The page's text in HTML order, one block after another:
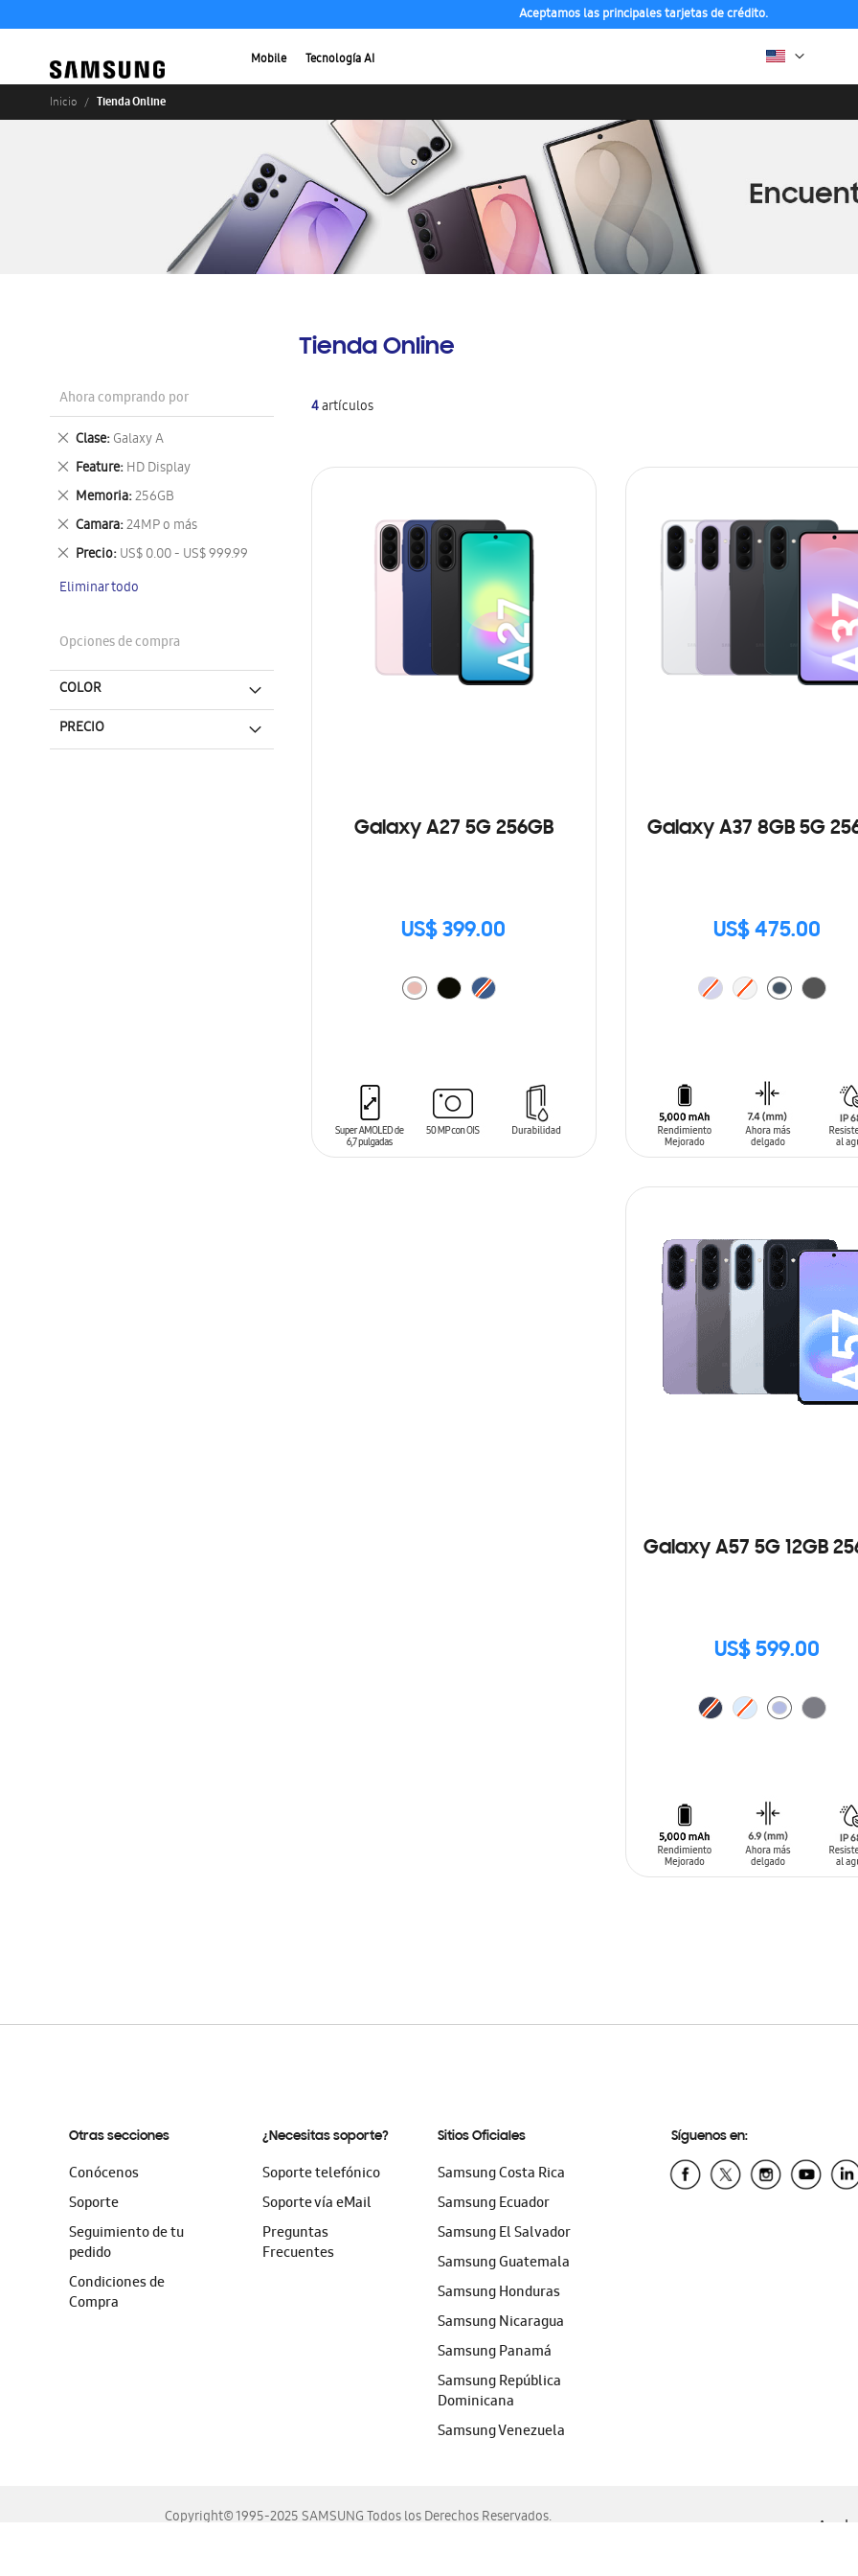
Aceptamos las principales tarjetas de crédito.
Mobile Tecnología AI
Inicio Tienda Online
Tienda Online
4artículos
Galaxy A27 5G 256GB
US$ 399.00
Galaxy A37 8GB 5G
US$ 475.00
Galaxy A57 5G 12GB
US$ 599.00
Ahora comprando por
Clase Galaxy A
Eliminar
este
artículo
Feature HD Display
Eliminar
este
artículo
Memoria 256GB
Eliminar
este
artículo
Camara 24MP o más
Eliminar
este
artículo
Precio US$ 0.00 - US$ 999.99
Eliminar
artículo
Eliminar todo
Opciones de compra
COLOR
PRECIO
Otras secciones
Conócenos
Soporte
Seguimiento de tu
pedido
Condiciones de
Compra
¿Necesitas soporte?
Soporte telefónico
Soporte vía eMail
Preguntas
Frecuentes
Sitios Oficiales
Samsung Costa Rica
Samsung Ecuador
Samsung El Salvador
Samsung Guatemala
Samsung Honduras
Samsung Nicaragua
Samsung Panamá
Samsung República
Dominicana
Samsung Venezuela
Síguenos en:
Copyright© 1995-2025 SAMSUNG Todos los Derechos Reservados.